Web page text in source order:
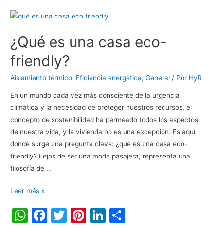
at
A
p
p
c
b
o
o
itt er
st
k
e
dI ar
¿Qué es una casa eco-
friendly?
Aislamiento térmico, Eficiencia energética,General / Por HyR
En un mundo cada vez más consciente de la urgencia
climática y la necesidad de proteger nuestros recursos, el
concepto de sostenibilidad ha permeado todos los aspectos
de nuestra vida, y la vivienda no es una excepción. Es aquí
donde surge una pregunta clave: ¿qué es una casa eco-
friendly? Lejos de ser una moda pasajera, representa una
filosofía de …
Leer más »
W F
T
Pi Li